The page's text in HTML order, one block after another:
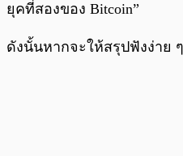
ยุคที่สองของ Bitcoin”
ดังนั้นหากจะให้สรุปฟังง่าย